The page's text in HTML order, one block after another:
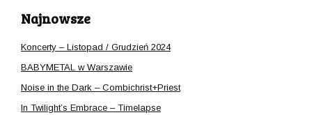
Najnowsze
Koncerty – Listopad / Grudzień 2024
BABYMETAL w Warszawie
Noise in the Dark – Combichrist+Priest
In Twilight’s Embrace – Timelapse